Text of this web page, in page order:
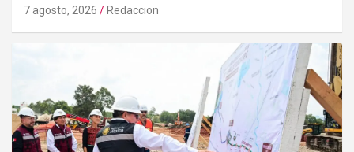
7 agosto, 2026 Redaccion